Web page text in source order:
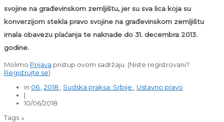
svojine na građevinskom zemljištu, jer su sva lica koja su
konverzijom stekla pravo svojine na građevinskom zemljištu
imala obavezu plaćanja te naknade do 31. decembra 2013.
godine.
Molimo Prijava pristup ovom sadržaju. (Niste registrovani?
Registrujte se)
in 06 2018 Sudska praksa: Srbije
Ustavno pravo
|
10/06/2018
Tags ↓